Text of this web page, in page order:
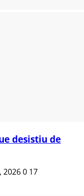
desistiu de
20260 17